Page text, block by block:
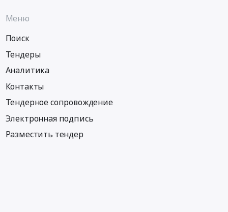
Меню
Поиск
Тендеры
Аналитика
Контакты
Тендерное сопровождение
Электронная подпись
Разместить тендер